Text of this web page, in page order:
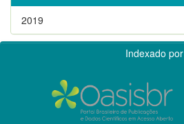
2019
Indexado por